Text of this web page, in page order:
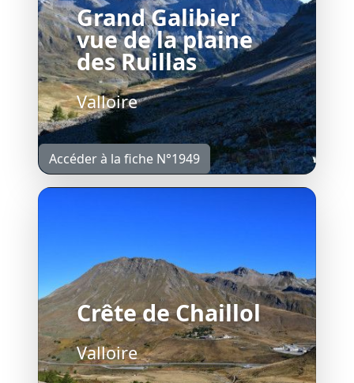
Grand Galibier
vue de la plaine
des Ruillas
Valloire
Accéder à la fiche N°1949
Crête de Chaillol
Valloire